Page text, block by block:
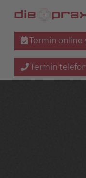
Termin online
Termin